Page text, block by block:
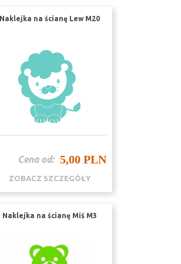
Naklejka na ścianę Lew M20
Cena od: 5,00 PLN
ZOBACZ SZCZEGÓŁY
Naklejka na ścianę Miś M3